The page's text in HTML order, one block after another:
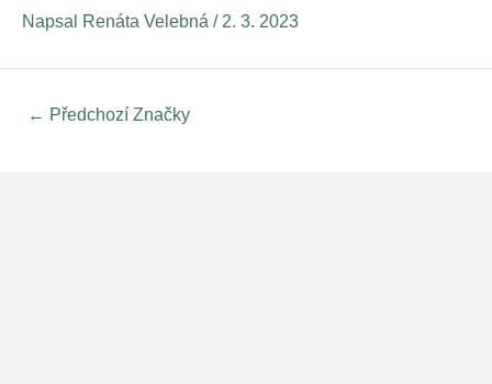
Napsal Renáta Velebná / 2. 3. 2023
← Předchozí Značky